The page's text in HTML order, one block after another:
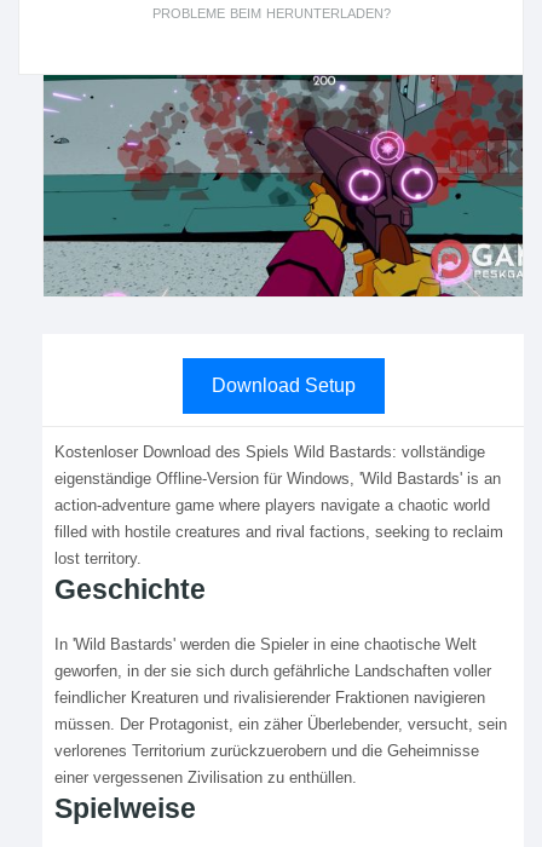
Download Setup
Kostenloser Download des Spiels Wild Bastards: vollständige
eigenständige Offline-Version für Windows, 'Wild Bastards' is an
action-adventure game where players navigate a chaotic world
filled with hostile creatures and rival factions, seeking to reclaim
lost territory.
Geschichte
In 'Wild Bastards' werden die Spieler in eine chaotische Welt
geworfen, in der sie sich durch gefährliche Landschaften voller
feindlicher Kreaturen und rivalisierender Fraktionen navigieren
müssen. Der Protagonist, ein zäher Überlebender, versucht, sein
verlorenes Territorium zurückzuerobern und die Geheimnisse
einer vergessenen Zivilisation zu enthüllen.
Spielweise
PROBLEME BEIM HERUNTERLADEN?